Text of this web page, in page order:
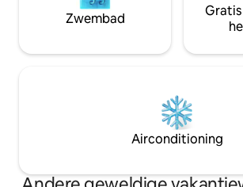
de herberg: Ongeveer 20 minuten
met de auto Voor openbaar vervoer is
station Urea, dat één halte verwijderd is
Toyama Airport: Ongeveer 30
minuten met de auto Voor het
openbaar vervoer neem je de bus naar
station Toyama voor ongeveer 35
Bouwkundig ontwerp DFA Design for
Zwembad
Airconditioning